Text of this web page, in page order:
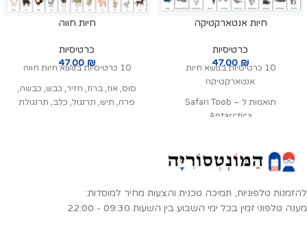
חיות אנטארקטיקה
כרטיסיות
47.00 ₪
10 כרטיסיות בנושא חיות
אנטארקטיקה
תואמות ל Safari Toob –
Antarctica
אנטרקטי, פינגוין מציץ מערבי, לויתן
גדול סנפיר, אלבטרוס נודד, לויתן
לובדון הסרטנים, לויתן כחול
חיות חווה
כרטיסיות
47.00 ₪
10 כרטיסיות בנושא חיות חווה
סוס, אוז, ברוז, חזיר, כבש, כבשה,
פרה, תיש, תרנגול, כלב, תרנגולת
להזמנות טלפוניות, תמיכה טכנית והצעות מחיר למוסדות:
מענה טלפוני זמין בכל ימי השבוע בין השעות 09:30 - 22:00